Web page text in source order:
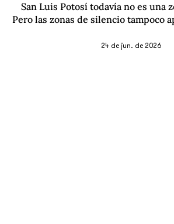
San Luis Potosí todavía no es una
Pero las zonas de silencio tampoco
24 de jun. de 2026